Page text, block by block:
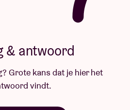
& antwoord
Grote kans dat je hier het
vindt.